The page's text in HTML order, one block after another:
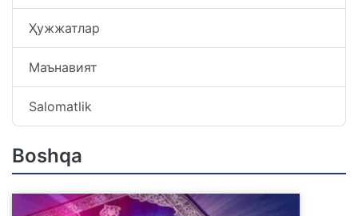
Ҳужжатлар
Маънавият
Salomatlik
Boshqa